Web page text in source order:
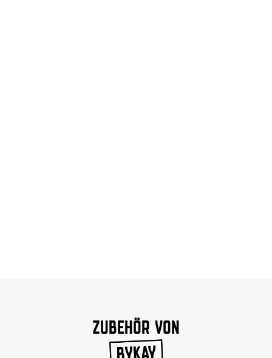
ZUBEHÖR VON